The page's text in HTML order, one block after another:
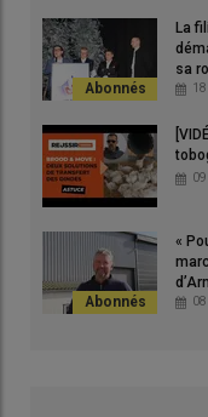
Pérès s’est interrogé
décision
de solliciter leur
dans le Gers, du
une comptabilité
La
sa
«